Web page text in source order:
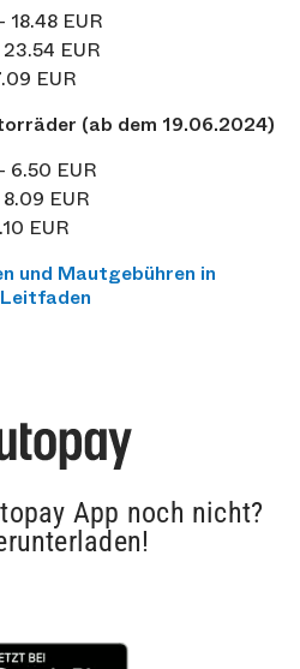
EUR
EUR
EUR
(ab dem 19.06.2024)
6.50 EUR
EUR
EUR
und Mautgebühren in
App noch nicht?